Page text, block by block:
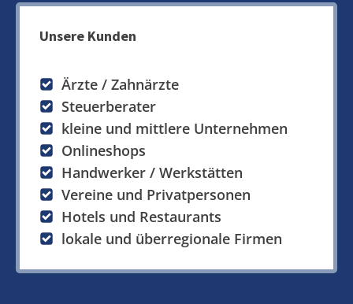
Unsere Kunden
Ärzte / Zahnärzte
Steuerberater
kleine und mittlere Unternehmen
Onlineshops
Handwerker / Werkstätten
Vereine und Privatpersonen
Hotels und Restaurants
lokale und überregionale Firmen